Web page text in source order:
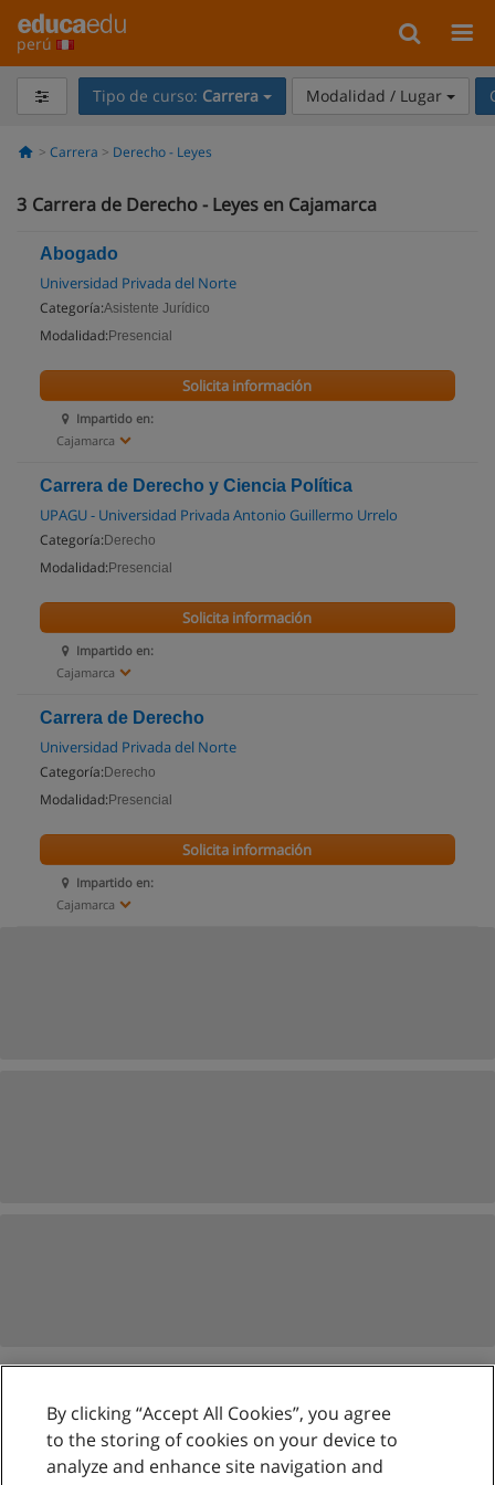
perú
Tipo de curso: Carrera Modalidad / Lugar
Carrera Derecho - Leyes
3 Carrera de Derecho - Leyes en Cajamarca
Abogado
Universidad Privada del Norte
Categoría:Asistente Jurídico
Modalidad: Presencial
Impartido en:
Cajamarca
Solicita información
Carrera de Derecho y Ciencia Política
UPAGU - Universidad Privada Antonio Guillermo Urrelo
Categoría: Derecho
Modalidad: Presencial
Impartido en:
Cajamarca
Solicita información
Carrera de Derecho
Universidad Privada del Norte
Categoría: Derecho
Modalidad: Presencial
Impartido en:
Cajamarca
Solicita información
Reglas de uso
Privacidad de datos
By clicking “Accept All Cookies”, you agree
to the storing of cookies on your device to
analyze and enhance site navigation and